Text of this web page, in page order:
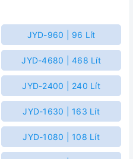
JYD-960 | 96 Lít
JYD-4680 | 468 Lít
JYD-2400 | 240 Lít
JYD-1630 | 163 Lít
JYD-1080 | 108 Lít